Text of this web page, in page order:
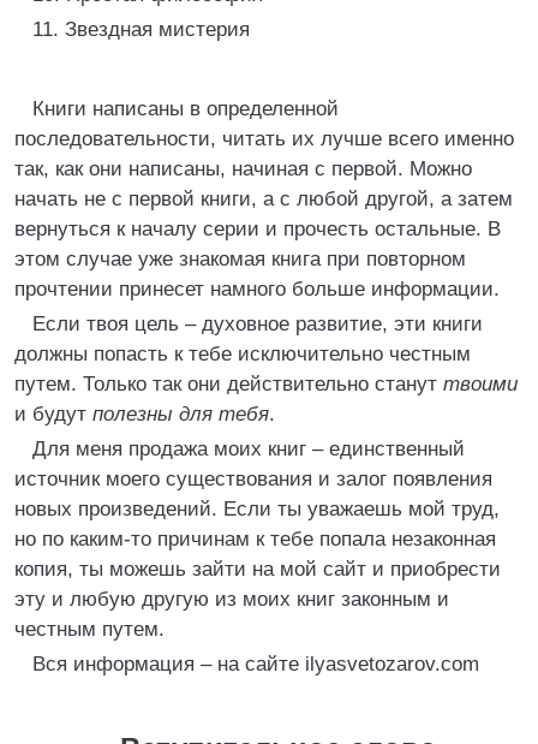
11. Звездная мистерия
Книги написаны в определенной
последовательности, читать их лучше всего именно
так, как они написаны, начиная с первой. Можно
начать не с первой книги, а с любой другой, а затем
вернуться к началу серии и прочесть остальные. В
этом случае уже знакомая книга при повторном
прочтении принесет намного больше информации.
Если твоя цель – духовное развитие, эти книги
должны попасть к тебе исключительно честным
путем. Только так они действительно станут твоими
и будут полезны для тебя.
Для меня продажа моих книг – единственный
источник моего существования и залог появления
новых произведений. Если ты уважаешь мой труд,
но по каким-то причинам к тебе попала незаконная
копия, ты можешь зайти на мой сайт и приобрести
эту и любую другую из моих книг законным и
честным путем.
Вся информация – на сайте ilyasvetozarov.com